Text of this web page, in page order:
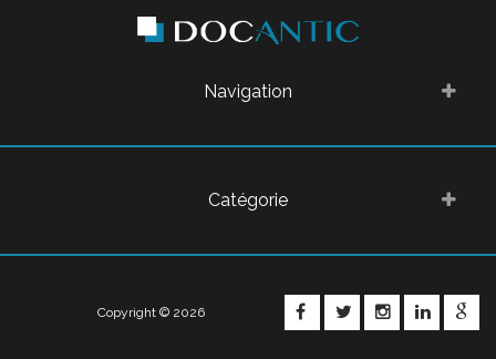
Navigation
Catégorie
FACEBOOKTWITTER
Copyright © 2026